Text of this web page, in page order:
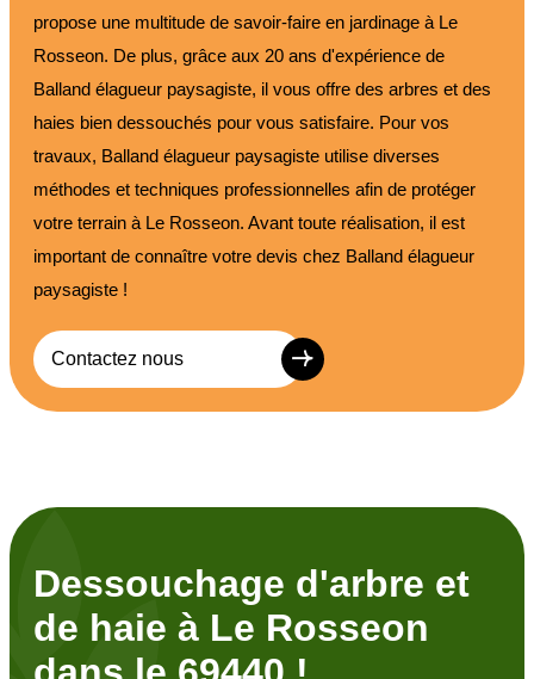
propose une multitude de savoir-faire en jardinage à Le
Rosseon. De plus, grâce aux 20 ans d'expérience de
Balland élagueur paysagiste, il vous offre des arbres et des
haies bien dessouchés pour vous satisfaire. Pour vos
travaux, Balland élagueur paysagiste utilise diverses
méthodes et techniques professionnelles afin de protéger
votre terrain à Le Rosseon. Avant toute réalisation, il est
important de connaître votre devis chez Balland élagueur
paysagiste !
Contactez nous
Dessouchage d'arbre et
de haie à Le Rosseon